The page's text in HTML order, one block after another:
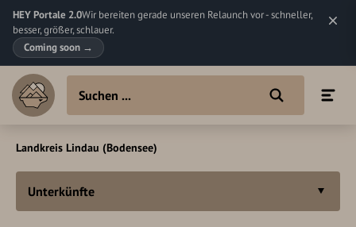
HEY Portale 2.0Wir bereiten gerade unseren Relaunch vor - schneller,
besser, größer, schlauer.
Coming soon →
Landkreis Lindau (Bodensee)
Unterkünfte